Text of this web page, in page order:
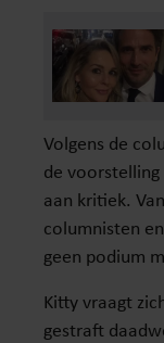
Volgens de
de
aan kritiek.
columnisten
geen podium
Kitty vraagt
gestraft